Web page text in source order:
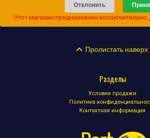
Отклонить
Этот магазин предназначен исключительно
Пролистать наверх
Разделы
Условия продажи
Политика
Контактная информация